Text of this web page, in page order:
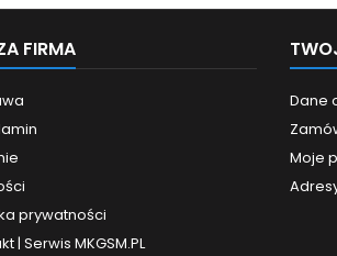
FIRMA
prywatności
| Serwis MKGSM.PL
Dane
Moje